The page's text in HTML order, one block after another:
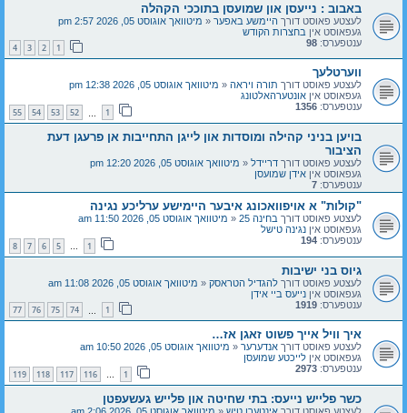
באבוב : נייעסן און שמועסן בתוככי הקהלה
לעצטע פאוסט דורך היימשע באפער « מיטוואך אוגוסט 05, 2026 2:57 pm
געפאוסט אין בחצרות הקודש
ענטפערס: 98
1
2
3
4
ווערטלעך
לעצטע פאוסט דורך תורה ויראה « מיטוואך אוגוסט 05, 2026 12:38 pm
געפאוסט אין אונטערהאלטונג
ענטפערס: 1356
1
52
53
54
55
בויען בניני קהילה ומוסדות און לייגן התחייבות אן פרעגן דעת
הציבור
לעצטע פאוסט דורך דריידל « מיטוואך אוגוסט 05, 2026 12:20 pm
געפאוסט אין אידן שמועסן
ענטפערס: 7
"קולות" א אויפוואכונג איבער היימישע ערליכע נגינה
לעצטע פאוסט דורך בחינה 25 « מיטוואך אוגוסט 05, 2026 11:50 am
געפאוסט אין נגינה טישל
ענטפערס: 194
1
…
5
6
7
8
גיוס בני ישיבות
לעצטע פאוסט דורך להגדיל הטראסק « מיטוואך אוגוסט 05, 2026 11:08 am
געפאוסט אין נייעס ביי אידן
ענטפערס: 1919
1
74
75
76
77
איך וויל אייך פשוט זאגן אז…
לעצטע פאוסט דורך אנדערער « מיטוואך אוגוסט 05, 2026 10:50 am
געפאוסט אין לייכטע שמועסן
ענטפערס: 2973
1
…
116
117
118
119
כשר פלייש נייעס: בתי שחיטה און פלייש געשעפטן